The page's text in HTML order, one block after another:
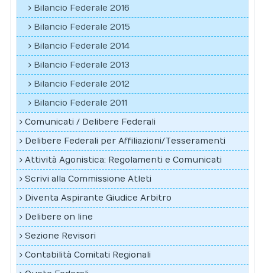
Bilancio Federale 2016
Bilancio Federale 2015
Bilancio Federale 2014
Bilancio Federale 2013
Bilancio Federale 2012
Bilancio Federale 2011
Comunicati / Delibere Federali
Delibere Federali per Affiliazioni/Tesseramenti
Attività Agonistica: Regolamenti e Comunicati
Scrivi alla Commissione Atleti
Diventa Aspirante Giudice Arbitro
Delibere on line
Sezione Revisori
Contabilità Comitati Regionali